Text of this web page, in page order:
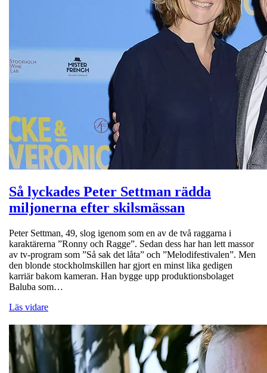
Så lyckades Peter Settman rädda
miljonerna efter skilsmässan
Peter Settman, 49, slog igenom som en av de två raggarna i
karaktärerna ”Ronny och Ragge”. Sedan dess har han lett massor
av tv-program som ”Så sak det låta” och ”Melodifestivalen”. Men
den blonde stockholmskillen har gjort en minst lika gedigen
karriär bakom kameran. Han bygge upp produktionsbolaget
Baluba som…
Läs vidare